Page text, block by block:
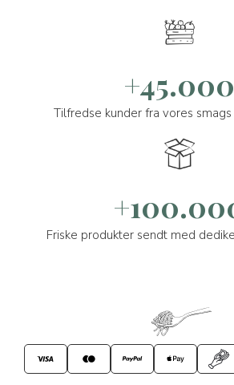
+45.000
Tilfredse kunder fra vores
Friske produkter sendt med